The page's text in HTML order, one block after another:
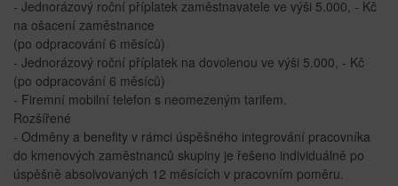
- Jednorázový roční příplatek zaměstnavatele ve výši 5.000, - Kč
na ošacení zaměstnance
(po odpracování 6 měsíců)
- Jednorázový roční příplatek na dovolenou ve výši 5.000, - Kč
(po odpracování 6 měsíců)
- Firemní mobilní telefon s neomezeným tarifem.
Rozšířené
- Odměny a benefity v rámci úspěšného integrování pracovníka
do kmenových zaměstnanců skupiny je řešeno individuálně po
úspěšně absolvovaných 12 měsících v pracovním poměru.